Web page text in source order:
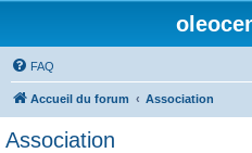
FAQ
Accueil du forum Association
Association